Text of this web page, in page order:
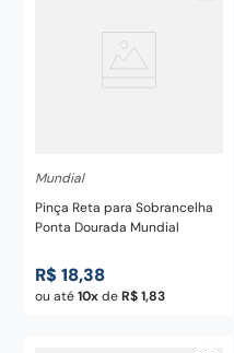
Mundial
Pinça Reta para Sobrancelha
Ponta Dourada Mundial
R$ 18,38
ou até10 deR$ 1,83